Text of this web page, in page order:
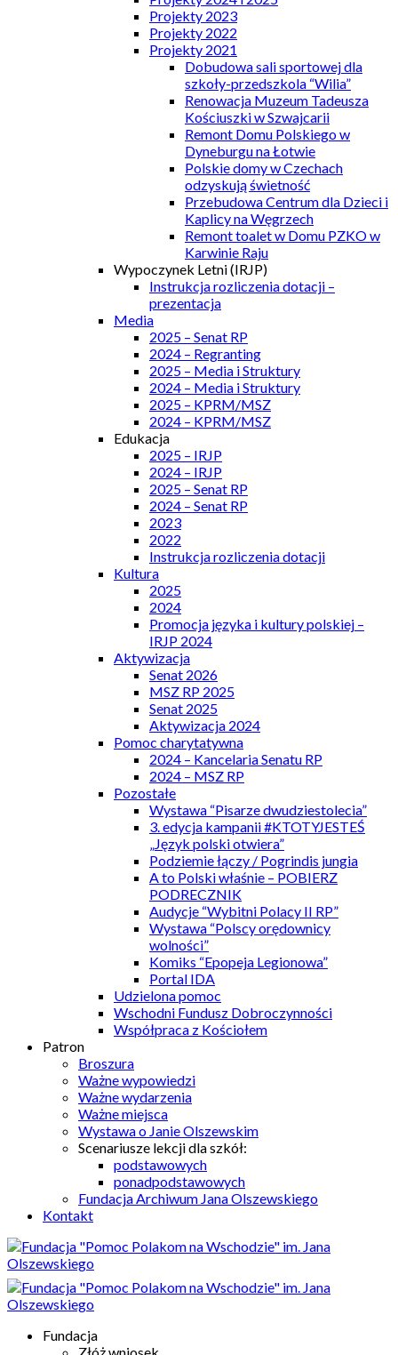
Projekty 2023
Projekty 2022
Projekty 2021
Dobudowa sali sportowej dla
szkoły-przedszkola “Wilia”
Renowacja Muzeum Tadeusza
Kościuszki w Szwajcarii
Remont Domu Polskiego w
Dyneburgu na Łotwie
Polskie domy w Czechach
odzyskują świetność
Przebudowa Centrum dla Dzieci i
Kaplicy na Węgrzech
Remont toalet w Domu PZKO w
Karwinie Raju
Wypoczynek Letni (IRJP)
Instrukcja rozliczenia dotacji –
prezentacja
Media
2025 – Senat RP
2024 – Regranting
2025 – Media i Struktury
2024 – Media i Struktury
2025 – KPRM/MSZ
2024 – KPRM/MSZ
Edukacja
2025 – IRJP
2024 – IRJP
2025 – Senat RP
2024 – Senat RP
2023
2022
Instrukcja rozliczenia dotacji
Kultura
2025
2024
Promocja języka i kultury polskiej –
IRJP 2024
Aktywizacja
Senat 2026
MSZ RP 2025
Senat 2025
Aktywizacja 2024
Pomoc charytatywna
2024 – Kancelaria Senatu RP
2024 – MSZ RP
Pozostałe
Wystawa “Pisarze dwudziestolecia”
3. edycja kampanii #KTOTYJESTEŚ
„Język polski otwiera”
Podziemie łączy / Pogrindis jungia
A to Polski właśnie – POBIERZ
PODRECZNIK
Audycje “Wybitni Polacy II RP”
Wystawa “Polscy orędownicy
wolności”
Komiks “Epopeja Legionowa”
Portal IDA
Udzielona pomoc
Wschodni Fundusz Dobroczynności
Współpraca z Kościołem
Patron
Broszura
Ważne wypowiedzi
Ważne wydarzenia
Ważne miejsca
Wystawa o Janie Olszewskim
Scenariusze lekcji dla szkół:
podstawowych
ponadpodstawowych
Fundacja Archiwum Jana Olszewskiego
Kontakt
Fundacja